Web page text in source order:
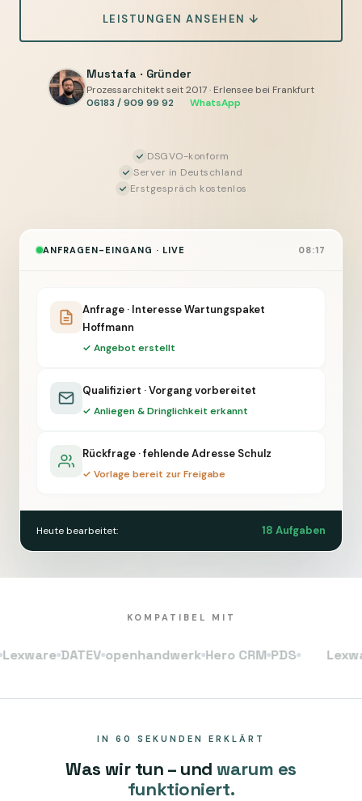
erkennen,
Vorgänge
Sie
entscheiden
LEISTUNGEN ANSEHEN ↓
Mustafa · Gründer
Prozessarchitekt seit 2017 · Erlensee bei Frankfurt
06183 / 909 99 92
WhatsApp
DSGVO-konform
Server in Deutschland
Erstgespräch kostenlos
ANFRAGEN-EINGANG · LIVE 08:17
Anfrage · Interesse Wartungspaket
Hoffmann
✓ Angebot erstellt
Qualifiziert · Vorgang vorbereitet
✓ Anliegen & Dringlichkeit erkannt
Rückfrage · fehlende Adresse Schulz
✓ Vorlage bereit zur Freigabe
Heute bearbeitet: 18 Aufgaben
KOMPATIBEL MIT
DATEV openhandwerk Hero CRM PDS Lexware
IN 60 SEKUNDEN ERKLÄRT
Was wir tun – und warum es
funktioniert.